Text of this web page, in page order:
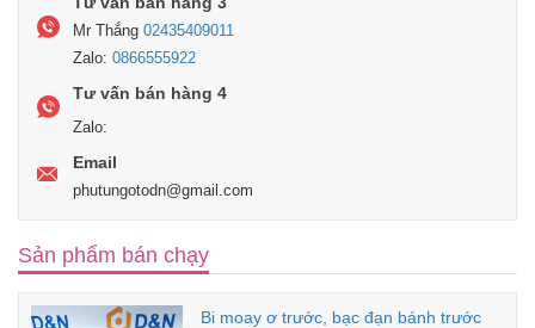
Mr Thắng 02435409011
Zalo: 0866555922
Tư vấn bán hàng 4
Zalo:
Email
phutungotodn@gmail.com
Sản phẩm bán chạy
Bi moay ơ trước, bạc đạn bánh trước